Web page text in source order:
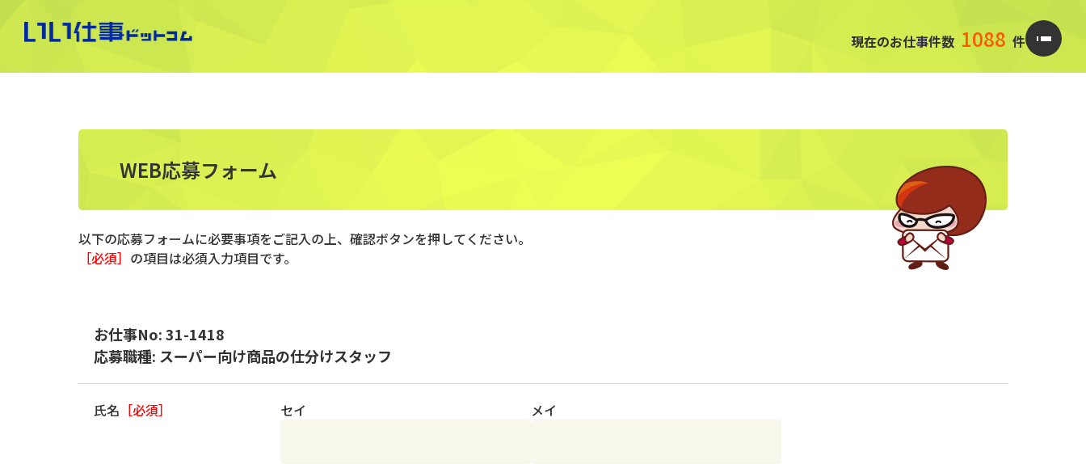
現在のお仕事件数 1088 件
WEB応募フォーム
以下の応募フォームに必要事項をご記入の上、確認ボタンを押してください。
［必須］ の項目は必須入力項目です。
お仕事No: 31-1418
応募職種: スーパー向け商品の仕分けスタッフ
氏名 ［必須］ セイ メイ